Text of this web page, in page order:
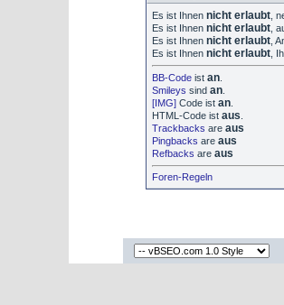
Es ist Ihnen nicht erlaubt,
Es ist Ihnen nicht erlaubt,
Es ist Ihnen nicht erlaubt,
Es ist Ihnen nicht erlaubt,
BB-Codeist an.
Smileys sind an.
[IMG]Code ist an.
HTML-Code ist aus
Trackbacks are aus
Pingbacks are aus
Refbacks are aus
Foren-Regeln